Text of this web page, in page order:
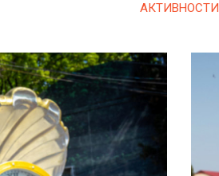
АКТИВНОСТИ